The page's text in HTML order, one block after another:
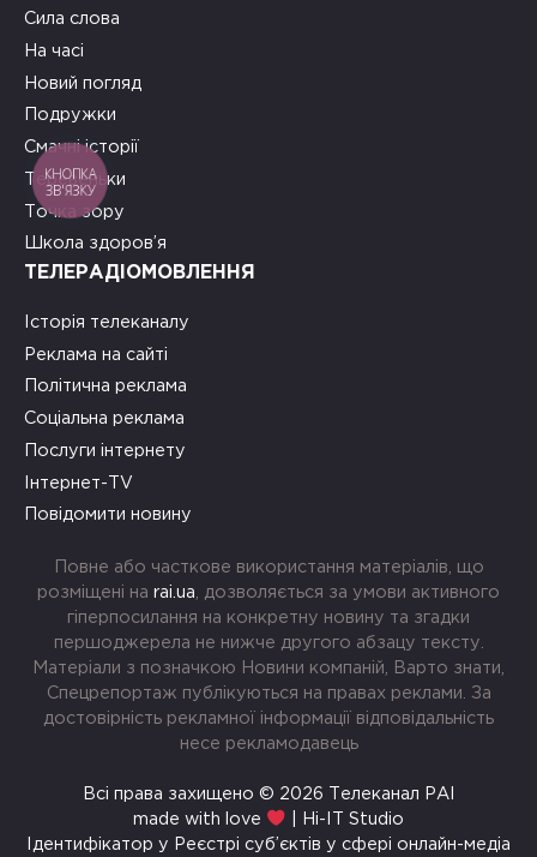
Сила слова
На часі
Новий погляд
Подружки
Смачні історії
Теревеньки
Точка зору
Школа здоров’я
ТЕЛЕРАДІОМОВЛЕННЯ
Історія телеканалу
Реклама на сайті
Політична реклама
Соціальна реклама
Послуги інтернету
Інтернет-TV
Повідомити новину
Повне або часткове використання матеріалів, що
розміщені на rai.ua , дозволяється за умови активного
гіперпосилання на конкретну новину та згадки
першоджерела не нижче другого абзацу тексту.
Матеріали з позначкою Новини компаній, Варто знати,
Спецрепортаж публікуються на правах реклами. За
достовірність рекламної інформації відповідальність
несе рекламодавець
Всі права захищено © 2026 Телеканал РАІ
made with love
| Hi-IT Studio
Ідентифікатор у Реєстрі суб’єктів у сфері онлайн-медіа
КНОПКА
ЗВ'ЯЗКУ